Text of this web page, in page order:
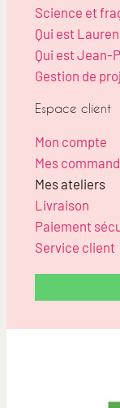
Science et
Qui est
Qui est Jean-
Gestion de
Espace client
Mon compte
Mes
Mes ateliers
Livraison
Paiement
Service client